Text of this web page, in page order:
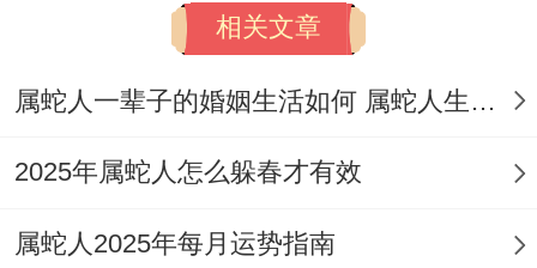
意恩爱甜蜜、姻缘与顺。
（4） 注重婚礼细节
婚礼细节往往能体现出新人的用心同品味。
属蛇女再2025年结婚时 - 应注重婚礼细节的
相关文章
属蛇人一辈子的婚姻生活如何 属蛇人生中会有几段婚姻
2025年属蛇人怎么躲春才有效
属蛇人2025年每月运势指南